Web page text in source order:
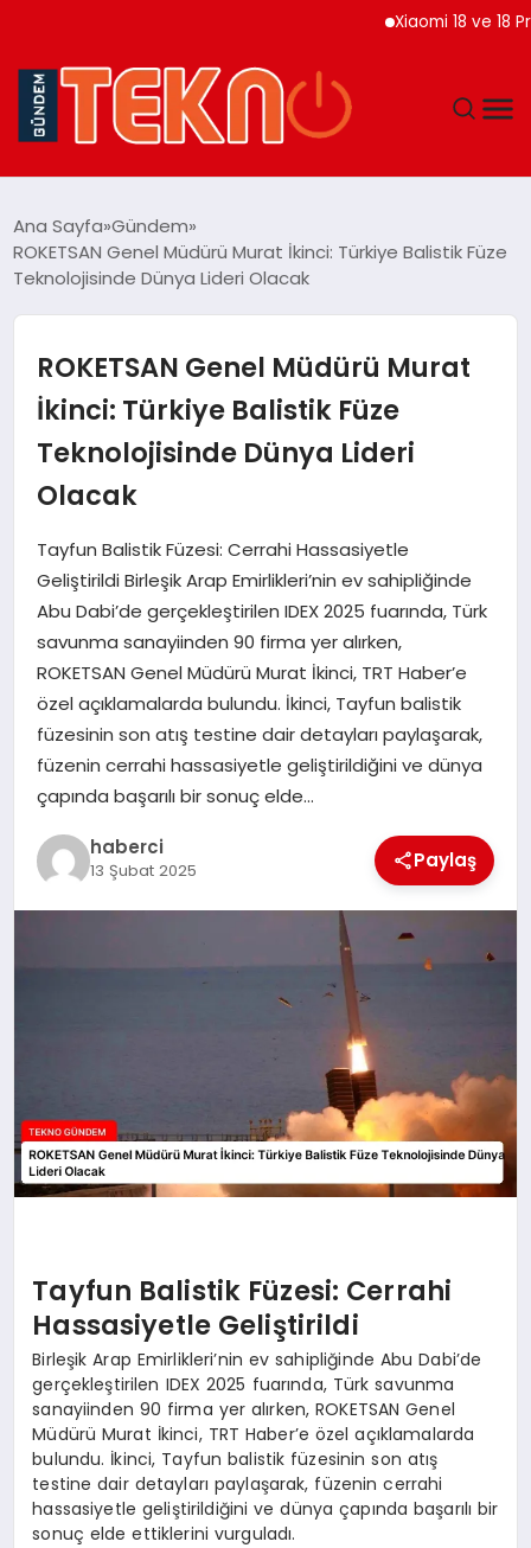
Xiaomi 18 ve 18 Pro
GÜNDEM
EĞITIM
EKONOMI
SAĞLIK
SIYASET
SPOR
YAŞAM
Ana Sayfa Gündem
ROKETSAN Genel Müdürü Murat İkinci: Türkiye Balistik Füze
Teknolojisinde Dünya Lideri Olacak
ROKETSAN Genel Müdürü Murat
İkinci: Türkiye Balistik Füze
Teknolojisinde Dünya Lideri
Olacak
Tayfun Balistik Füzesi: Cerrahi Hassasiyetle
Geliştirildi Birleşik Arap Emirlikleri’nin ev sahipliğinde
Abu Dabi’de gerçekleştirilen IDEX 2025 fuarında, Türk
savunma sanayiinden 90 firma yer alırken,
ROKETSAN Genel Müdürü Murat İkinci, TRT Haber’e
özel açıklamalarda bulundu. İkinci, Tayfun balistik
füzesinin son atış testine dair detayları paylaşarak,
füzenin cerrahi hassasiyetle geliştirildiğini ve dünya
çapında başarılı bir sonuç elde…
haberci
13 Şubat 2025 Paylaş
Tayfun Balistik Füzesi: Cerrahi
Hassasiyetle Geliştirildi
Birleşik Arap Emirlikleri’nin ev sahipliğinde Abu Dabi’de
gerçekleştirilen IDEX 2025 fuarında, Türk savunma
sanayiinden 90 firma yer alırken, ROKETSAN Genel
Müdürü Murat İkinci, TRT Haber’e özel açıklamalarda
bulundu. İkinci, Tayfun balistik füzesinin son atış
testine dair detayları paylaşarak, füzenin cerrahi
hassasiyetle geliştirildiğini ve dünya çapında başarılı bir
sonuç elde ettiklerini vurguladı.